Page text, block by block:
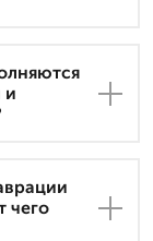
и
чего